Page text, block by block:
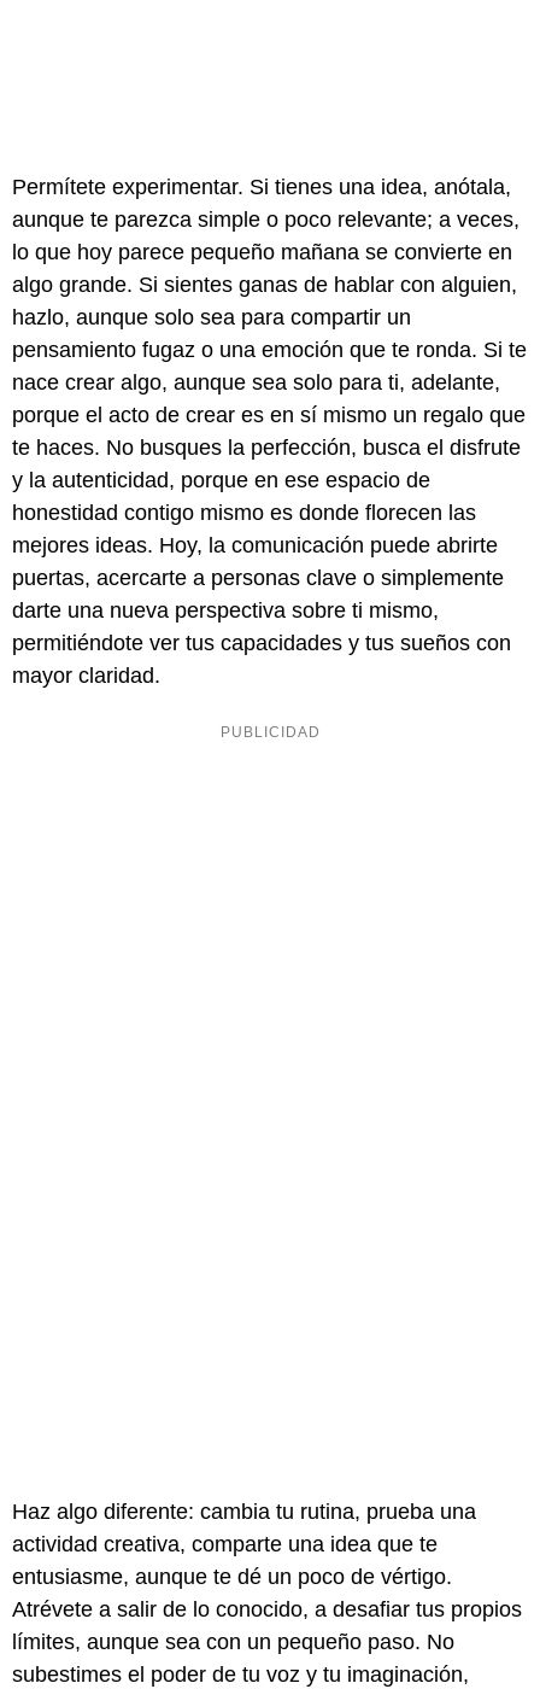
Permítete experimentar. Si tienes una idea, anótala,
aunque te parezca simple o poco relevante; a veces,
lo que hoy parece pequeño mañana se convierte en
algo grande. Si sientes ganas de hablar con alguien,
hazlo, aunque solo sea para compartir un
pensamiento fugaz o una emoción que te ronda. Si te
nace crear algo, aunque sea solo para ti, adelante,
porque el acto de crear es en sí mismo un regalo que
te haces. No busques la perfección, busca el disfrute
y la autenticidad, porque en ese espacio de
honestidad contigo mismo es donde florecen las
mejores ideas. Hoy, la comunicación puede abrirte
puertas, acercarte a personas clave o simplemente
darte una nueva perspectiva sobre ti mismo,
permitiéndote ver tus capacidades y tus sueños con
mayor claridad.
Haz algo diferente: cambia tu rutina, prueba una
actividad creativa, comparte una idea que te
entusiasme, aunque te dé un poco de vértigo.
Atrévete a salir de lo conocido, a desafiar tus propios
límites, aunque sea con un pequeño paso. No
subestimes el poder de tu voz y tu imaginación,